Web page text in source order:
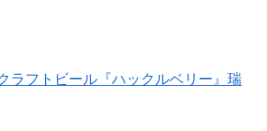
ラフトビール『ハックルベリー』瑞